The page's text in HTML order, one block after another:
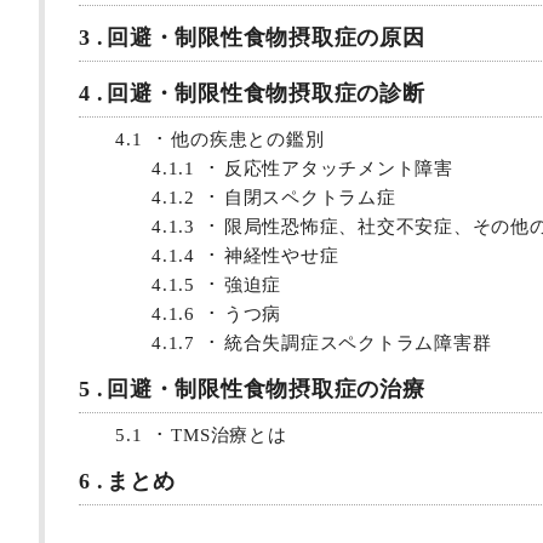
3 回避・制限性食物摂取症の原因
4 回避・制限性食物摂取症の診断
4.1
他の疾患との鑑別
4.1.1
反応性アタッチメント障害
4.1.2
自閉スペクトラム症
4.1.3
限局性恐怖症、社交不安症、その他
4.1.4
神経性やせ症
4.1.5
強迫症
4.1.6
うつ病
4.1.7
統合失調症スペクトラム障害群
5 回避・制限性食物摂取症の治療
5.1 TMS治療とは
6 まとめ